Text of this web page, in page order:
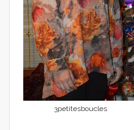
3petitesboucles